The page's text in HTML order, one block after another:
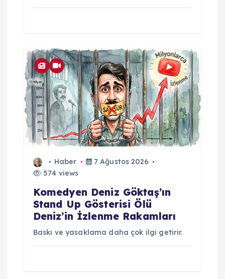
Haber
7 Ağustos 2026
574 views
Komedyen Deniz Göktaş’ın
Stand Up Gösterisi Ölü
Deniz’in İzlenme Rakamları
Baskı ve yasaklama daha çok ilgi getirir.